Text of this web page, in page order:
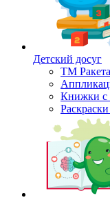
Детский досуг
ТМ Ракета
Книжки с